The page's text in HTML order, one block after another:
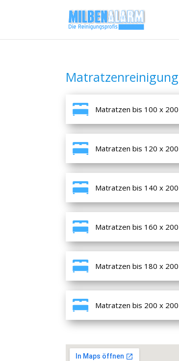
Matratzen bis 100 x 200
Matratzen bis 120 x 200
Matratzen bis 140 x 200
Matratzen bis 160 x 200
Matratzen bis 180 x 200
Matratzen bis 200 x 200